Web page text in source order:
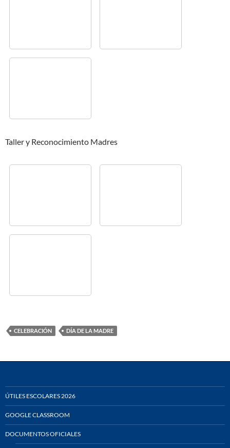
Taller y Reconocimiento Madres
CELEBRACIÓN DÍA DE LA MADRE
ÚTILES ESCOLARES 2026
GOOGLE CLASSROOM
DOCUMENTOS OFICIALES